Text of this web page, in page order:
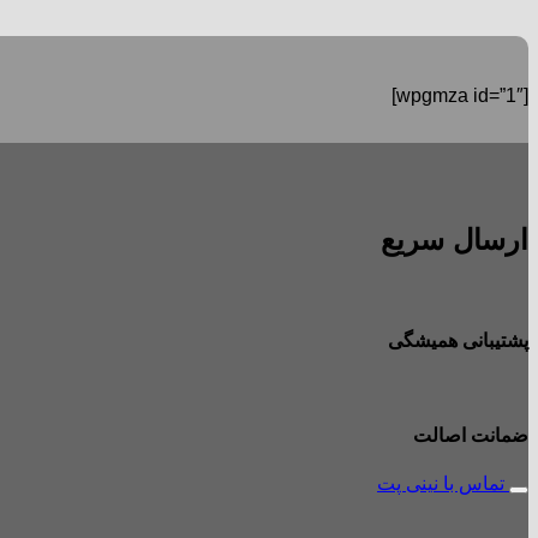
[wpgmza id=”1″]
ارسال سریع
پشتیبانی همیشگی
ضمانت اصالت
تماس با نینی پت